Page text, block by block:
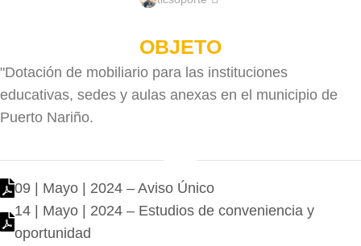
OBJETO
"Dotación de mobiliario para las instituciones
educativas, sedes y aulas anexas en el municipio de
Puerto Nariño.
09 | Mayo | 2024 – Aviso Único
14 | Mayo | 2024 – Estudios de conveniencia y
oportunidad